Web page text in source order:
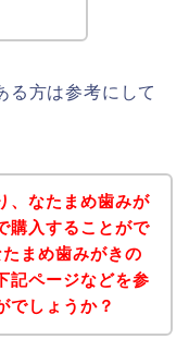
る方は参考にして
、なたまめ歯みが
購入することがで
まめ歯みがきの
記ページなどを参
でしょうか？